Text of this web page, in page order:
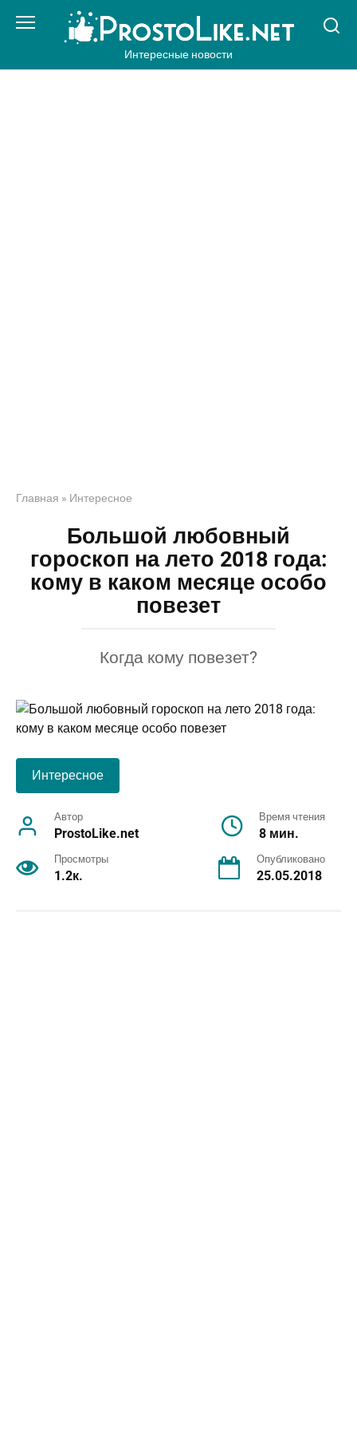
Интересные новости
Главная » Интересное
Большой любовный
гороскоп на лето 2018 года:
кому в каком месяце особо
повезет
Когда кому повезет?
Интересное
Автор
ProstoLike.net
Время чтения
8 мин.
Просмотры
1.2к.
Опубликовано
25.05.2018